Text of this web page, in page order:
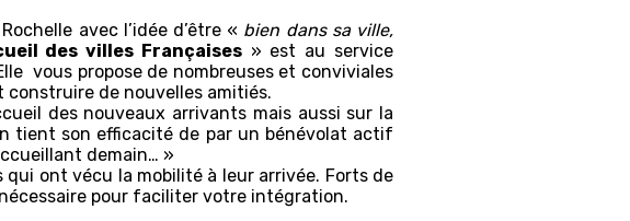
avec l’idée d’être « bien dans sa ville,
des villes Françaises» est au service
vous propose de nombreuses et conviviales
de nouvelles amitiés.
des nouveaux arrivants mais aussi sur la
tient son efficacité de par un bénévolat actif
demain… »
qui ont vécu la mobilité à leur arrivée. Forts de
pour faciliter votre intégration.